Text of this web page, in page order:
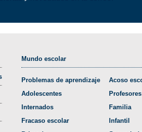
Mundo escolar
Problemas de aprendizaje
Adolescentes
Internados
Fracaso escolar
Acoso
Profesores
Familia
Infantil